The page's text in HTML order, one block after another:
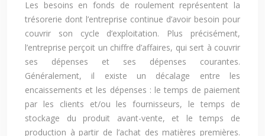
Les besoins en fonds de roulement représentent la
trésorerie dont l’entreprise continue d’avoir besoin pour
couvrir son cycle d’exploitation. Plus précisément,
l’entreprise perçoit un chiffre d’affaires, qui sert à couvrir
ses dépenses et ses dépenses courantes.
Généralement, il existe un décalage entre les
encaissements et les dépenses : le temps de paiement
par les clients et/ou les fournisseurs, le temps de
stockage du produit avant-vente, et le temps de
production à partir de l’achat des matières premières.